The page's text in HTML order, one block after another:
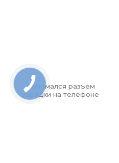
Поломался разъем
зарядки на телефоне